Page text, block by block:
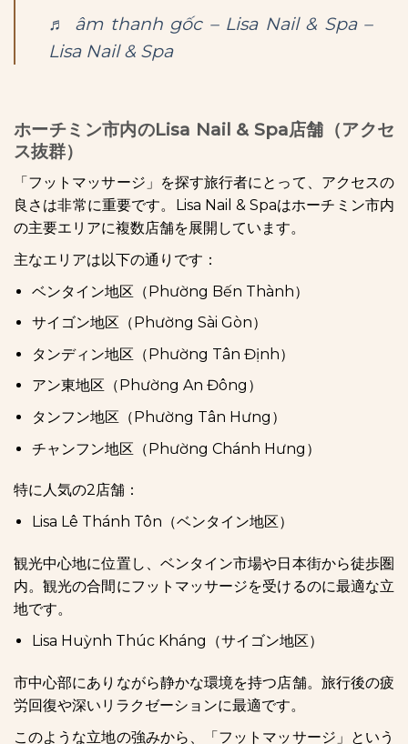
♬ âm thanh gốc – Lisa Nail & Spa –
Lisa Nail & Spa
ホーチミン市内のLisa Nail & Spa店舗（アクセ
ス抜群）
「フットマッサージ」を探す旅行者にとって、アクセスの
良さは非常に重要です。Lisa Nail & Spaはホーチミン市内
の主要エリアに複数店舗を展開しています。
主なエリアは以下の通りです：
ベンタイン地区（Phường Bến Thành）
サイゴン地区（Phường Sài Gòn）
タンディン地区（Phường Tân Định）
アン東地区（Phường An Đông）
タンフン地区（Phường Tân Hưng）
チャンフン地区（Phường Chánh Hưng）
特に人気の2店舗：
Lisa Lê Thánh Tôn（ベンタイン地区）
観光中心地に位置し、ベンタイン市場や日本街から徒歩圏
内。観光の合間にフットマッサージを受けるのに最適な立
地です。
Lisa Huỳnh Thúc Kháng（サイゴン地区）
市中心部にありながら静かな環境を持つ店舗。旅行後の疲
労回復や深いリラクゼーションに最適です。
このような立地の強みから、「フットマッサージ」という